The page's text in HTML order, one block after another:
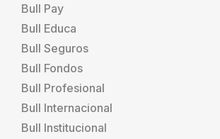
Bull Pay
Bull Educa
Bull Seguros
Bull Fondos
Bull Profesional
Bull Internacional
Bull Institucional